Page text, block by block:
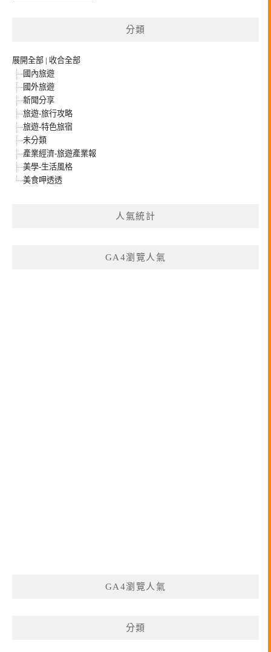
分類
展開全部 | 收合全部
國內旅遊
國外旅遊
新聞分享
旅遊-旅行攻略
旅遊-特色旅宿
未分類
產業經濟-旅遊產業報
美學-生活風格
美食呷透透
人氣統計
GA4瀏覽人氣
GA4瀏覽人氣
分類